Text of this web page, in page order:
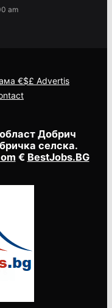
am
Добрич
селска.
€ BestJobs.BG
€$£ Advertis